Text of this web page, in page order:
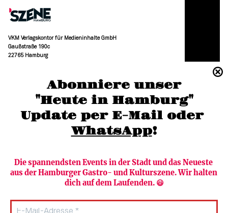
Abonniere unser
"Heute in Hamburg"
Update per E-Mail oder
WhatsApp!
Die spannendsten Events in der Stadt und das Neueste
aus der Hamburger Gastro- und Kulturszene. Wir halten
dich auf dem Laufenden. 😃
VKM Verlagskontor für Medieninhalte GmbH
Gaußstraße 190c
22765 Hamburg
moc.grubmah-enezs@ofni
Newsletter abonnieren